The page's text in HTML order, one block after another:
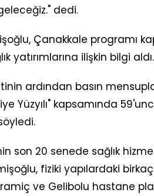
dedi.
Çanakkale programı
yatırımlarına ilişkin bilgi aldı.
ardından basın
Yüzyılı" kapsamında
son 20 senede sağlık
fiziki yapılardaki
ve Gelibolu hastane